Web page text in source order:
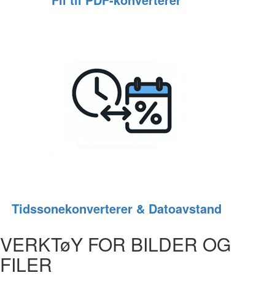
Tidssonekonverterer & Datoavstand
VERKTøY FOR BILDER OG
FILER